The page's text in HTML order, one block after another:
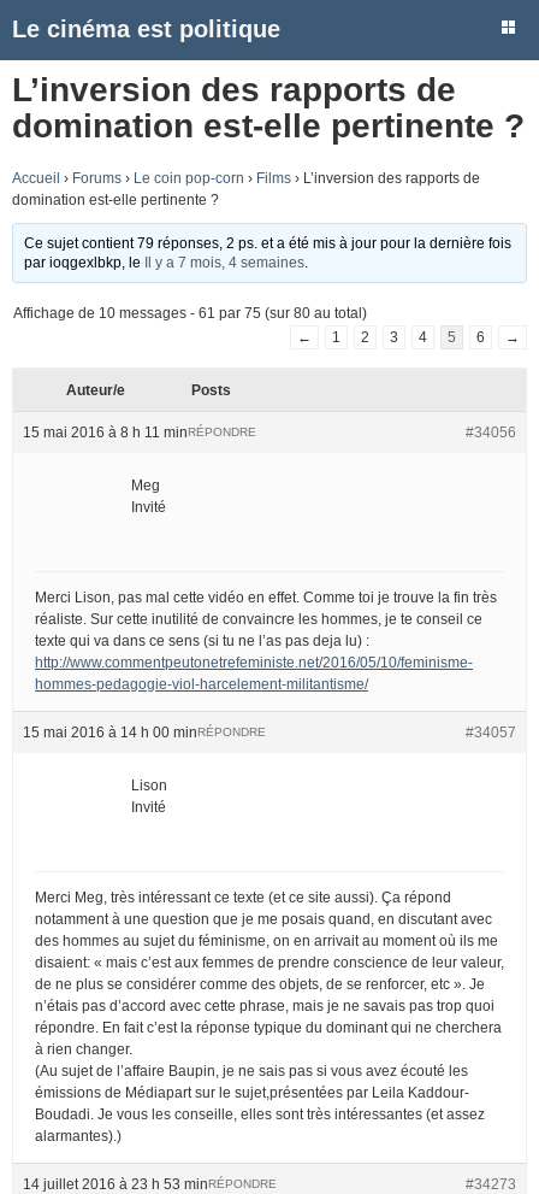
Le cinéma est politique
L’inversion des rapports de
domination est-elle pertinente ?
Accueil › Forums › Le coin pop-corn › Films › L’inversion des rapports de
domination est-elle pertinente ?
Ce sujet contient 79 réponses, 2 ps. et a été mis à jour pour la dernière fois
parioqgexlbkp , le Il y a 7 mois, 4 semaines
Affichage de 10 messages - 61 par 75 (sur 80 au total)
←
1 2 3 4 5 6 →
Auteur/e Posts
15 mai 2016 à 8 h 11 min #34056
RÉPONDRE
Meg
Invité
Merci Lison, pas mal cette vidéo en effet. Comme toi je trouve la fin très
réaliste. Sur cette inutilité de convaincre les hommes, je te conseil ce
texte qui va dans ce sens (si tu ne l’as pas deja lu) :
http://www.commentpeutonetrefeministe.net/2016/05/10/feminisme-
hommes-pedagogie-viol-harcelement-militantisme/
15 mai 2016 à 14 h 00 min #34057
RÉPONDRE
Lison
Invité
Merci Meg, très intéressant ce texte (et ce site aussi). Ça répond
notamment à une question que je me posais quand, en discutant avec
des hommes au sujet du féminisme, on en arrivait au moment où ils me
disaient: « mais c’est aux femmes de prendre conscience de leur valeur,
de ne plus se considérer comme des objets, de se renforcer, etc ». Je
n’étais pas d’accord avec cette phrase, mais je ne savais pas trop quoi
répondre. En fait c’est la réponse typique du dominant qui ne cherchera
à rien changer.
(Au sujet de l’affaire Baupin, je ne sais pas si vous avez écouté les
émissions de Médiapart sur le sujet,présentées par Leila Kaddour-
Boudadi. Je vous les conseille, elles sont très intéressantes (et assez
alarmantes).)
14 juillet 2016 à 23 h 53 min #34273
RÉPONDRE